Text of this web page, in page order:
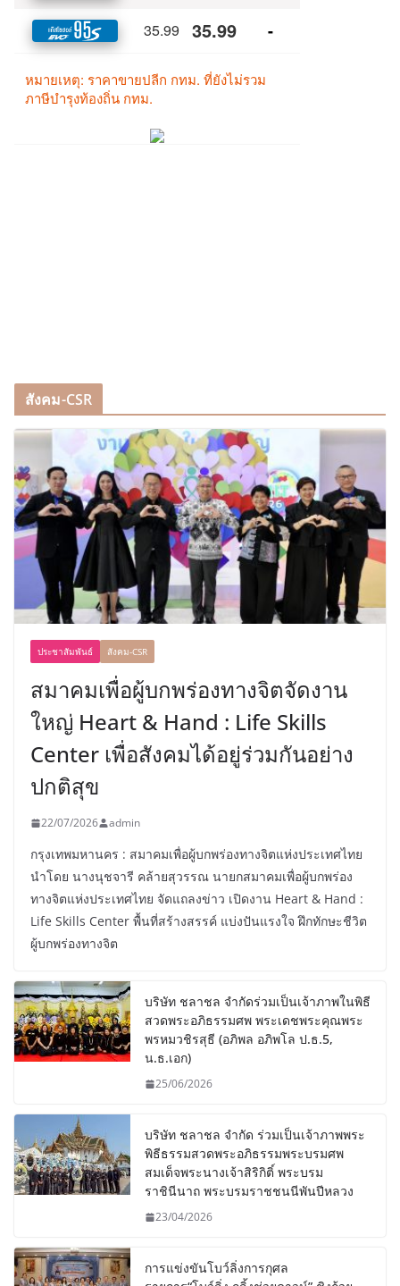
สังคม-CSR
ประชาสัมพันธ์ สังคม-CSR
สมาคมเพื่อผู้บกพร่องทางจิตจัดงาน
ใหญ่ Heart & Hand : Life Skills
Center เพื่อสังคมได้อยู่ร่วมกันอย่าง
ปกติสุข
22/07/2026 admin
กรุงเทพมหานคร : สมาคมเพื่อผู้บกพร่องทางจิตแห่งประเทศไทย
นำโดย นางนุชจารี คล้ายสุวรรณ นายกสมาคมเพื่อผู้บกพร่อง
ทางจิตแห่งประเทศไทย จัดแถลงข่าว เปิดงาน Heart & Hand :
Life Skills Center พื้นที่สร้างสรรค์ แบ่งปันแรงใจ ฝึกทักษะชีวิต
ผู้บกพร่องทางจิต
บริษัท ชลาชล จำกัดร่วมเป็นเจ้าภาพในพิธี
สวดพระอภิธรรมศพ พระเดชพระคุณพระ
พรหมวชิรสุธี (อภิพล อภิพโล ป.ธ.5,
น.ธ.เอก)
25/06/2026
บริษัท ชลาชล จำกัด ร่วมเป็นเจ้าภาพพระ
พิธีธรรมสวดพระอภิธรรมพระบรมศพ
สมเด็จพระนางเจ้าสิริกิติ์ พระบรม
ราชินีนาถ พระบรมราชชนนีพันปีหลวง
23/04/2026
การแข่งขันโบว์ลิ่งการกุศล